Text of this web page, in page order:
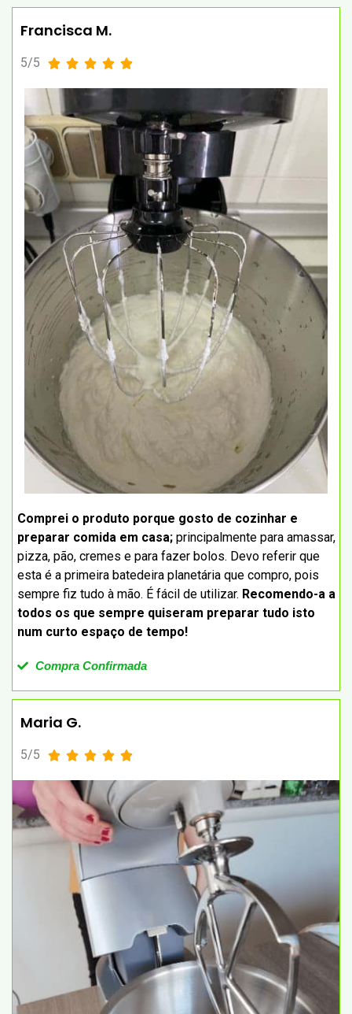
Francisca M.
5/5     
Comprei o produto porque gosto de cozinhar e
preparar comida em casa; principalmente para amassar,
pizza, pão, cremes e para fazer bolos. Devo referir que
esta é a primeira batedeira planetária que compro, pois
sempre fiz tudo à mão. É fácil de utilizar. Recomendo-a a
todos os que sempre quiseram preparar tudo isto
num curto espaço de tempo!
Compra Confirmada
Maria G.
5/5     